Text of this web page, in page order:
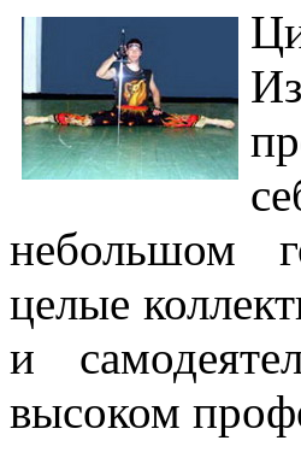
небольшом
целые
и
высоком